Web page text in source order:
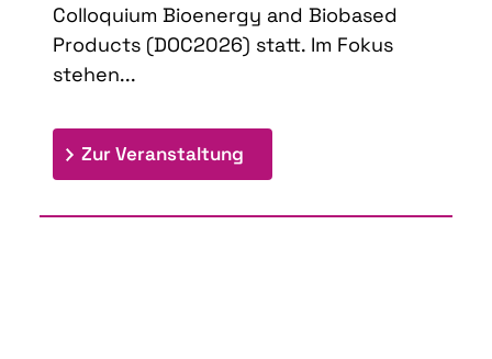
Colloquium Bioenergy and Biobased
Products (DOC2026) statt. Im Fokus
stehen...
Zur Veranstaltung